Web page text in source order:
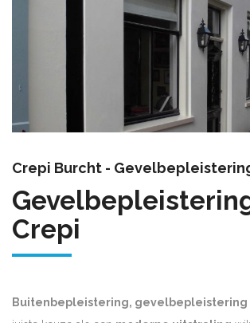
Crepi Burcht -
Crepi
Buitenbepleistering, gevelbepleistering